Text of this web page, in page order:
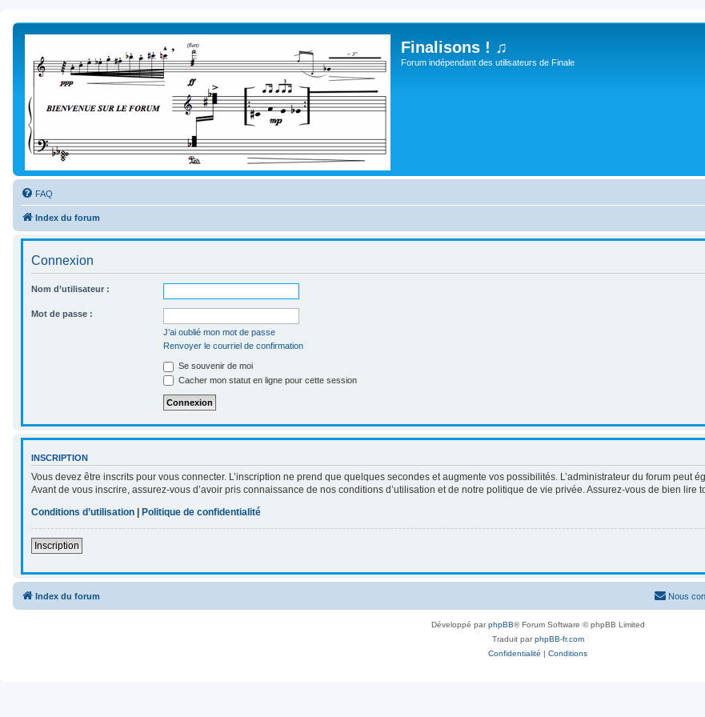
Finalisons ! ♫
Forum indépendant des utilisateurs de Finale
FAQ
Index du forum
Connexion
Nom d’utilisateur :
Mot de passe :
J’ai oublié mon mot de passe
Renvoyer le courriel de confirmation
Se souvenir de moi
Cacher mon statut en ligne pour cette session
INSCRIPTION
Vous devez être inscrits pour vous connecter. L’inscription ne prend que quelques secondes et augmente vos possibilités. L’administrateur du forum peut
Avant de vous inscrire, assurez-vous d’avoir pris connaissance de nos conditions d’utilisation et de notre politique de vie privée. Assurez-vous de bien lire
Conditions d’utilisation | Politique de confidentialité
Inscription
Index du forum Nous
Développé parphpBB® Forum Software © phpBB Limited
Traduit parphpBB-fr.com
Confidentialité | Conditions